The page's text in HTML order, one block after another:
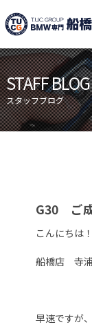
ニュー
目玉車両
保証＆サ
STAFF BLOG
スタッフブログ
G30 ご成
こんにちは！
船橋店 寺浦
早速ですが